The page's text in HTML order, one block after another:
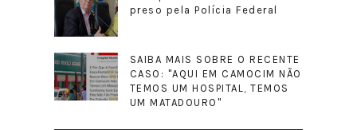
preso pela Polícia Federal
SAIBA MAIS SOBRE O RECENTE
CASO: "AQUI EM CAMOCIM NÃO
TEMOS UM HOSPITAL, TEMOS
UM MATADOURO"